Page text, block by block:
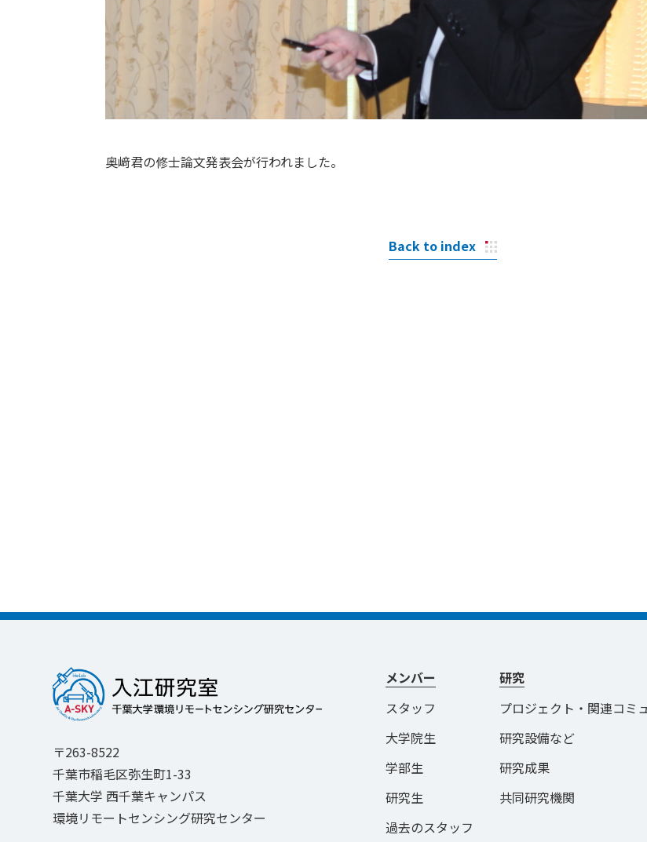
奥﨑君の修士論文発表会が行われました。
Back to index
〒263-8522
千葉市稲毛区弥生町1-33
千葉大学 西千葉キャンパス
環境リモートセンシング研究センター
メンバー
スタッフ
大学院生
学部生
研究生
過去のスタッフ
研究
プロジェクト・関連コミ
研究設備など
研究成果
共同研究機関